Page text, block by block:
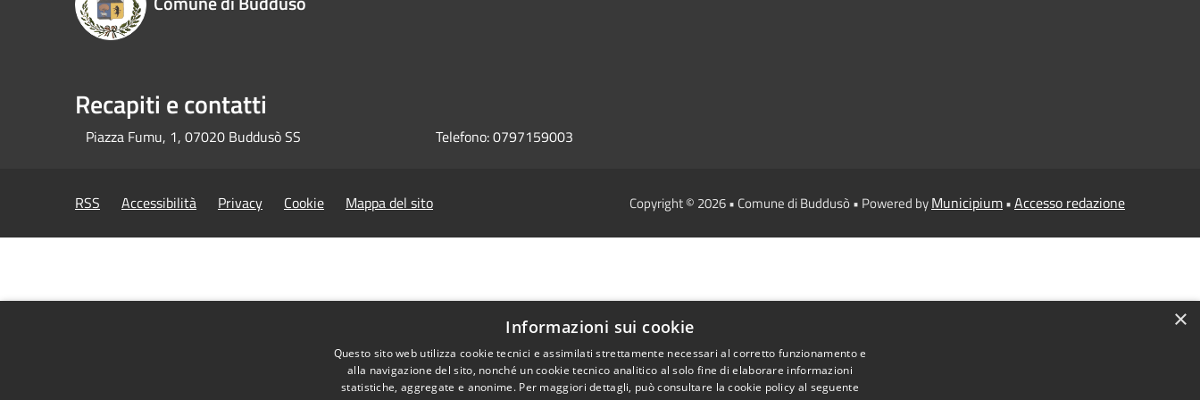
Recapiti e contatti
Piazza Fumu, 1, 07020 Buddusò SS Telefono:0797159003
RSS Accessibilità Privacy Cookie Mappa del sito Copyright © 2026 • Comune di Buddusò • Powered byMunicipium•Accesso redazione
×
Informazioni sui cookie
Questo sito web utilizza cookie tecnici e assimilati strettamente necessari al corretto funzionamento e
alla navigazione del sito, nonché un cookie tecnico analitico al solo fine di elaborare informazioni
statistiche, aggregate e anonime. Per maggiori dettagli, può consultare la cookie policy al seguente